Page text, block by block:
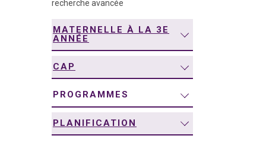
recherche avancée
MATERNELLE À LA 3E
ANNÉE
CAP
PROGRAMMES
PLANIFICATION